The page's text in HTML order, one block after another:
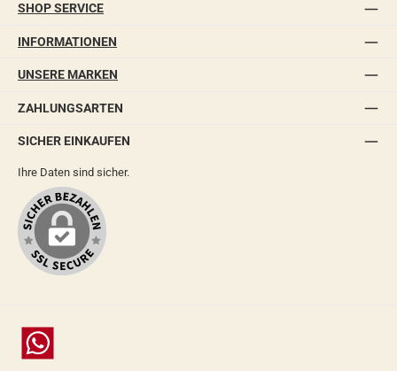
SHOP SERVICE
INFORMATIONEN
UNSERE MARKEN
ZAHLUNGSARTEN
SICHER EINKAUFEN
Ihre Daten sind sicher.
Chat